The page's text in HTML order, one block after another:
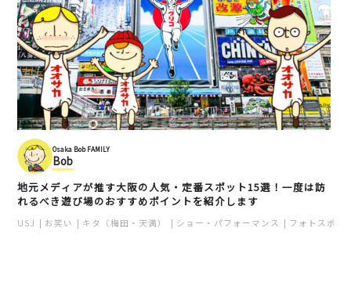
Osaka Bob FAMILY
Bob
地元メディアが推す大阪の人気・定番スポット15選！一度は訪
れるべき遊び場のおすすめポイントを紹介します
USJ お笑い キタ（梅田・天満） ショー・パフォーマンス フォトスポッ